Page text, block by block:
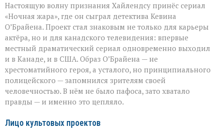
Настоящую волну признания Хайлендсу принёс сериал
«Ночная жара», где он сыграл детектива Кевина
О’Брайена. Проект стал знаковым не только для карьеры
актёра, но и для канадского телевидения: впервые
местный драматический сериал одновременно выходил
и в Канаде, и в США. Образ О’Брайена — не
хрестоматийного героя, а усталого, но принципиального
полицейского — запомнился зрителям своей
человечностью. В нём не было пафоса, зато хватало
правды — и именно это цепляло.
Лицо культовых проектов